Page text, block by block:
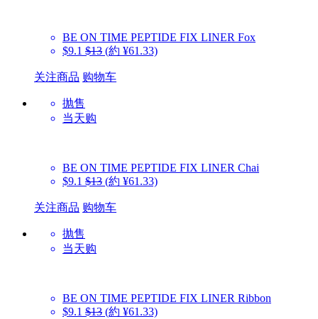
BE ON TIME PEPTIDE FIX LINER Fox
$9.1 $13 (約 ¥61.33)
关注商品 购物车
抛售
当天购
BE ON TIME PEPTIDE FIX LINER Chai
$9.1 $13 (約 ¥61.33)
关注商品 购物车
抛售
当天购
BE ON TIME PEPTIDE FIX LINER Ribbon
$9.1 $13 (約 ¥61.33)